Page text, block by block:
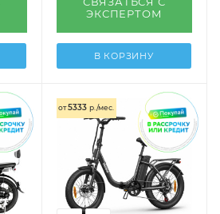
ЭКСПЕРТОМ
В КОРЗИНУ
от5333 р./мес.